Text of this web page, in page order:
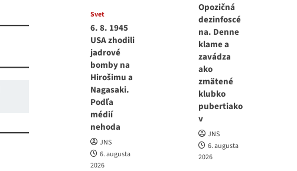
Svet
6. 8. 1945
USA zhodili
jadrové
bomby na
Hirošimu a
Nagasaki.
Podľa
médií
nehoda
JNS
6. augusta
2026
Opozičná
dezinfoscé
na. Denne
klame a
zavádza
ako
zmätené
klubko
pubertiako
v
JNS
6. augusta
2026